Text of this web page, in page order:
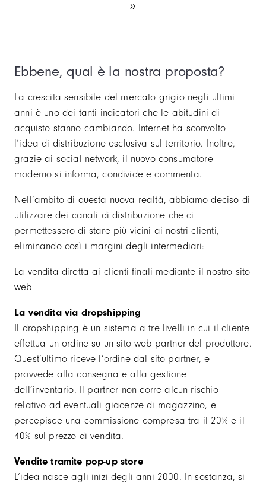
Ebbene, qual è la nostra proposta?
La crescita sensibile del mercato grigio negli ultimi
anni è uno dei tanti indicatori che le abitudini di
acquisto stanno cambiando. Internet ha sconvolto
l’idea di distribuzione esclusiva sul territorio. Inoltre,
grazie ai social network, il nuovo consumatore
moderno si informa, condivide e commenta.
Nell’ambito di questa nuova realtà, abbiamo deciso di
utilizzare dei canali di distribuzione che ci
permettessero di stare più vicini ai nostri clienti,
eliminando così i margini degli intermediari:
La vendita diretta ai clienti finali mediante il nostro sito
web
La vendita via dropshipping
Il dropshipping è un sistema a tre livelli in cui il cliente
effettua un ordine su un sito web partner del produttore.
Quest’ultimo riceve l’ordine dal sito partner, e
provvede alla consegna e alla gestione
dell’inventario. Il partner non corre alcun rischio
relativo ad eventuali giacenze di magazzino, e
percepisce una commissione compresa tra il 20% e il
40% sul prezzo di vendita.
Vendite tramite pop-up store
L’idea nasce agli inizi degli anni 2000. In sostanza, si